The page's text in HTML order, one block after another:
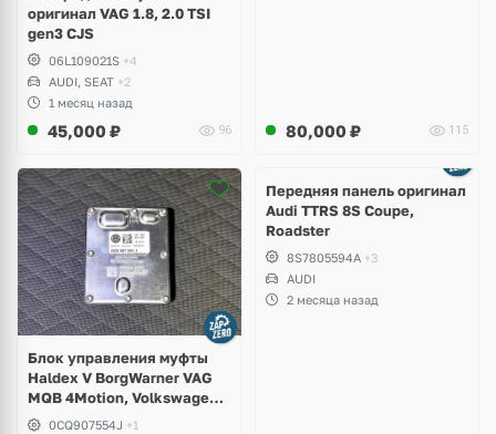
оригинал VAG 1.8, 2.0 TSI
gen3 CJS
06L109021S +4
AUDI, SEAT +2
1 месяц назад
45,000 ₽ 96 80,000 ₽ 115
Блок управления муфты
Haldex V BorgWarner VAG
MQB 4Motion, Volkswagen
Tiguan
0CQ907554J +1
2 фото
Передняя панель оригинал
Audi TTRS 8S Coupe,
Roadster
8S7805594A +3
AUDI
2 месяца назад